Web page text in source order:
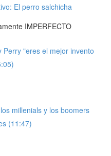
El perro salchicha
IMPERFECTO
"eres el mejor invento
millenials y los boomers
(11:47)